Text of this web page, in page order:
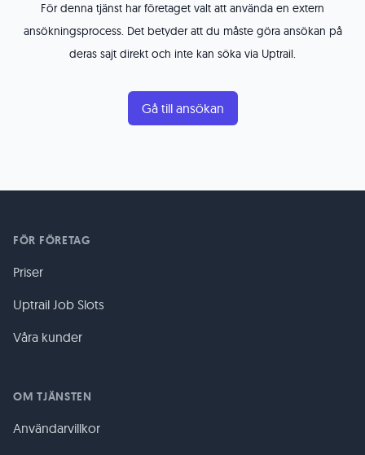
För denna tjänst har företaget valt att använda en extern
ansökningsprocess. Det betyder att du måste göra ansökan på
deras sajt direkt och inte kan söka via Uptrail.
Gå till ansökan
FÖR FÖRETAG
Priser
Uptrail Job Slots
Våra kunder
OM TJÄNSTEN
Användarvillkor